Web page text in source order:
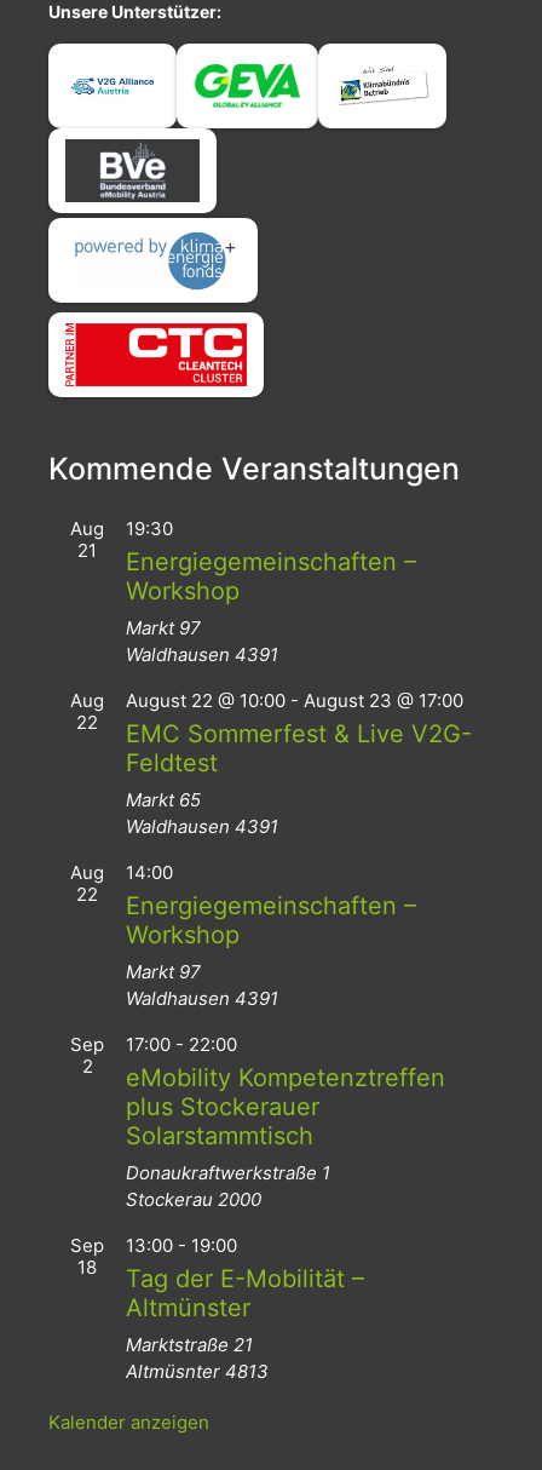
Unsere Unterstützer:
Kommende Veranstaltungen
Aug
21
19:30
Energiegemeinschaften –
Workshop
Markt 97
Waldhausen 4391
Aug
22
August 22 @ 10:00 - August 23 @ 17:00
EMC Sommerfest & Live V2G-
Feldtest
Markt 65
Waldhausen 4391
Aug
22
14:00
Energiegemeinschaften –
Workshop
Markt 97
Waldhausen 4391
Sep
2
17:00 - 22:00
eMobility Kompetenztreffen
plus Stockerauer
Solarstammtisch
Donaukraftwerkstraße 1
Stockerau 2000
Sep
18
13:00 - 19:00
Tag der E-Mobilität –
Altmünster
Marktstraße 21
Altmüsnter 4813
Kalender anzeigen